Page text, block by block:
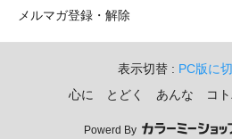
メルマガ登録・解除
表示切替 : PC版に
心に とどく あんな コ
Powerd By